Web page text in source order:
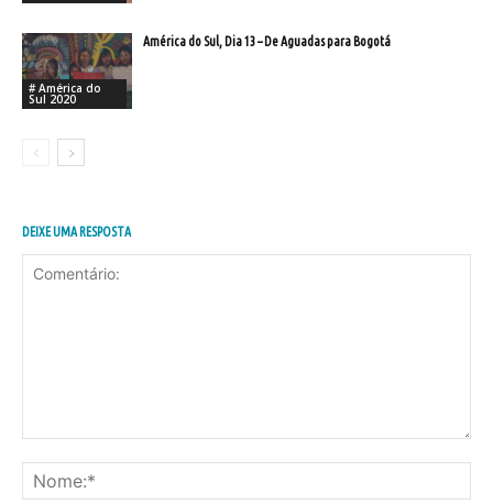
# América do
Sul 2020
América do Sul, Dia 13 – De Aguadas para Bogotá
DEIXE UMA RESPOSTA